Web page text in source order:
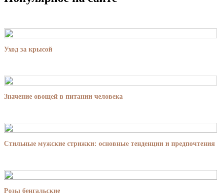
Уход за крысой
Значение овощей в питании человека
Стильные мужские стрижки: основные тенденции и предпочтения
Розы бенгальские